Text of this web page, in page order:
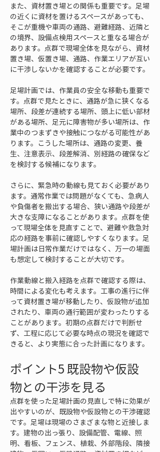
また、資材置き場との関係も重要です。足場
の近くに資材を置けるスペースがあっても、
そこが重機や車両の通路、避難経路、近隣と
の境界、設備点検用スペースと重なる場合が
あります。点群で現場全体を見ながら、資材
置き場、仮置き場、通路、作業エリアが互い
に干渉しないかを確認することが必要です。
足場計画では、作業員の安全な移動も重要で
す。点群で見たときに、通路が急に狭くなる
場所、段差が連続する場所、頭上に低い部材
がある場所、足元に障害物が多い場所は、作
業中のつまずきや接触につながる可能性があ
ります。こうした場所は、通路の変更、養
生、注意表示、段差解消、別経路の確保など
を検討する候補になります。
さらに、緊急時の動線も見ておく必要があり
ます。通常作業では問題がなくても、急病人
や負傷者を搬出する場合、狭い通路や段差が
大きな支障になることがあります。点群を使
って現場全体を見直すことで、避難や救急対
応の経路を事前に確認しやすくなります。足
場計画は日常作業だけではなく、万一の場面
も想定して検討することが大切です。
作業動線と搬入経路を点群で確認する際は、
時間による変化も考えます。工事の進行に伴
って資材置き場が移動したり、仮設物が追加
されたり、車両の通行範囲が変わったりする
ことがあります。初期の点群だけで判断せ
ず、工程に応じて必要な時点の現況を確認で
きると、より実態に合った計画になります。
ポイント5 既設物や仮設
物との干渉を見る
点群を使った足場計画の見直しで特に効果が
出やすいのが、既設物や仮設物との干渉確認
です。足場は現場のさまざまな物と近接しま
す。建物の出っ張り、設備配管、電線、照
明、看板、フェンス、植栽、外部階段、隣接